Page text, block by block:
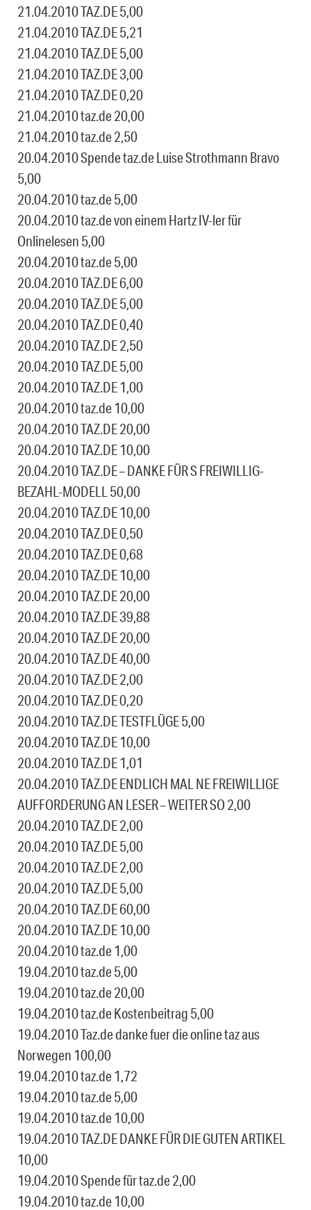
21.04.2010 TAZ.DE 5,00
21.04.2010 TAZ.DE 5,21
21.04.2010 TAZ.DE 5,00
21.04.2010 TAZ.DE 3,00
21.04.2010 TAZ.DE 0,20
21.04.2010 taz.de 20,00
21.04.2010 taz.de 2,50
20.04.2010 Spende taz.de Luise Strothmann Bravo
5,00
20.04.2010 taz.de 5,00
20.04.2010 taz.de von einem Hartz IV-ler für
Onlinelesen 5,00
20.04.2010 taz.de 5,00
20.04.2010 TAZ.DE 6,00
20.04.2010 TAZ.DE 5,00
20.04.2010 TAZ.DE 0,40
20.04.2010 TAZ.DE 2,50
20.04.2010 TAZ.DE 5,00
20.04.2010 TAZ.DE 1,00
20.04.2010 taz.de 10,00
20.04.2010 TAZ.DE 20,00
20.04.2010 TAZ.DE 10,00
20.04.2010 TAZ.DE – DANKE FÜR S FREIWILLIG-
BEZAHL-MODELL 50,00
20.04.2010 TAZ.DE 10,00
20.04.2010 TAZ.DE 0,50
20.04.2010 TAZ.DE 0,68
20.04.2010 TAZ.DE 10,00
20.04.2010 TAZ.DE 20,00
20.04.2010 TAZ.DE 39,88
20.04.2010 TAZ.DE 20,00
20.04.2010 TAZ.DE 40,00
20.04.2010 TAZ.DE 2,00
20.04.2010 TAZ.DE 0,20
20.04.2010 TAZ.DE TESTFLÜGE 5,00
20.04.2010 TAZ.DE 10,00
20.04.2010 TAZ.DE 1,01
20.04.2010 TAZ.DE ENDLICH MAL NE FREIWILLIGE
AUFFORDERUNG AN LESER – WEITER SO 2,00
20.04.2010 TAZ.DE 2,00
20.04.2010 TAZ.DE 5,00
20.04.2010 TAZ.DE 2,00
20.04.2010 TAZ.DE 5,00
20.04.2010 TAZ.DE 60,00
20.04.2010 TAZ.DE 10,00
20.04.2010 taz.de 1,00
19.04.2010 taz.de 5,00
19.04.2010 taz.de 20,00
19.04.2010 taz.de Kostenbeitrag 5,00
19.04.2010 Taz.de danke fuer die online taz aus
Norwegen 100,00
19.04.2010 taz.de 1,72
19.04.2010 taz.de 5,00
19.04.2010 taz.de 10,00
19.04.2010 TAZ.DE DANKE FÜR DIE GUTEN ARTIKEL
10,00
19.04.2010 Spende für taz.de 2,00
19.04.2010 taz.de 10,00